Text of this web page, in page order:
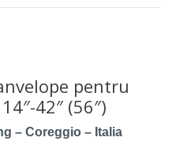
pentru
42″ (56″)
– Coreggio – Italia